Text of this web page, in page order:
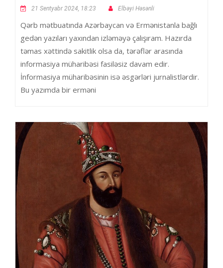
21 Sentyabr 2024, 18:23 Elbəyi Həsənli
Qərb mətbuatında Azərbaycan və Ermənistanla bağlı
gedən yazıları yaxından izləməyə çalışıram. Hazırda
təmas xəttində sakitlik olsa da, tərəflər arasında
informasiya müharibəsi fasiləsiz davam edir.
İnformasiya müharibəsinin isə əsgərləri jurnalistlərdir.
Bu yazımda bir erməni